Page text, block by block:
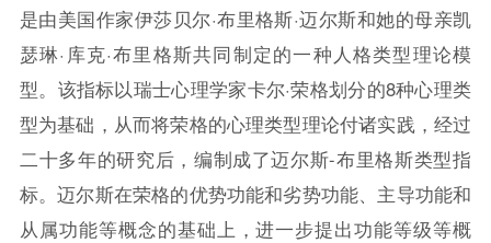
是由美国作家伊莎贝尔·布里格斯·迈尔斯和她的母亲凯
瑟琳·库克·布里格斯共同制定的一种人格类型理论模
型。该指标以瑞士心理学家卡尔·荣格划分的8种心理类
型为基础，从而将荣格的心理类型理论付诸实践，经过
二十多年的研究后，编制成了迈尔斯-布里格斯类型指
标。迈尔斯在荣格的优势功能和劣势功能、主导功能和
从属功能等概念的基础上，进一步提出功能等级等概